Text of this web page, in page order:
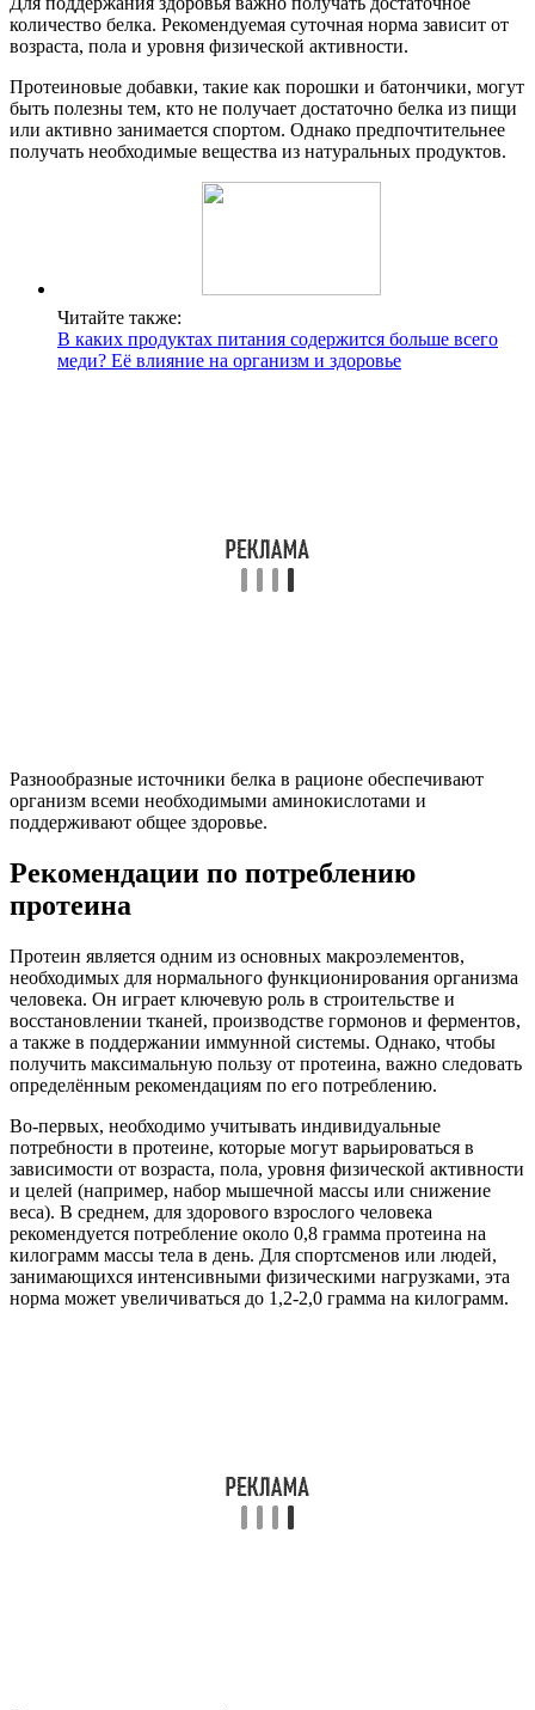
количество белка. Рекомендуемая суточная норма зависит от
возраста, пола и уровня физической активности.
Протеиновые добавки, такие как порошки и батончики, могут
быть полезны тем, кто не получает достаточно белка из пищи
или активно занимается спортом. Однако предпочтительнее
получать необходимые вещества из натуральных продуктов.
Читайте также:
В каких продуктах питания содержится больше всего
меди? Её влияние на организм и здоровье
Разнообразные источники белка в рационе обеспечивают
организм всеми необходимыми аминокислотами и
поддерживают общее здоровье.
Рекомендации по потреблению
протеина
Протеин является одним из основных макроэлементов,
необходимых для нормального функционирования организма
человека. Он играет ключевую роль в строительстве и
восстановлении тканей, производстве гормонов и ферментов,
а также в поддержании иммунной системы. Однако, чтобы
получить максимальную пользу от протеина, важно следовать
определённым рекомендациям по его потреблению.
Во-первых, необходимо учитывать индивидуальные
потребности в протеине, которые могут варьироваться в
зависимости от возраста, пола, уровня физической активности
и целей (например, набор мышечной массы или снижение
веса). В среднем, для здорового взрослого человека
рекомендуется потребление около 0,8 грамма протеина на
килограмм массы тела в день. Для спортсменов или людей,
занимающихся интенсивными физическими нагрузками, эта
норма может увеличиваться до 1,2-2,0 грамма на килограмм.